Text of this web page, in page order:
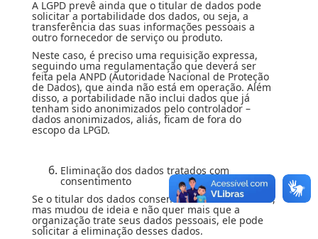
A LGPD prevê ainda que o titular de dados pode
solicitar a portabilidade dos dados, ou seja, a
transferência das suas informações pessoais a
outro fornecedor de serviço ou produto.
Neste caso, é preciso uma requisição expressa,
seguindo uma regulamentação que deverá ser
feita pela ANPD (Autoridade Nacional de Proteção
de Dados), que ainda não está em operação. Além
disso, a portabilidade não inclui dados que já
tenham sido anonimizados pelo controlador –
dados anonimizados, aliás, ficam de fora do
escopo da LPGD.
Eliminação dos dados tratados com
consentimento
Se o titular dos dados consentiu com o tratamento,
mas mudou de ideia e não quer mais que a
organização trate seus dados pessoais, ele pode
solicitar a eliminação desses dados.